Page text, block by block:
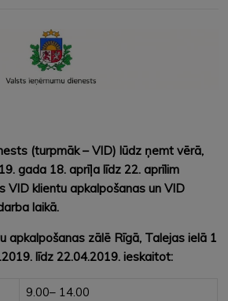
(turpmāk – VID) lūdz ņemt vērā,
gada 18. aprīļa līdz 22. aprīlim
VID klientu apkalpošanas un VID
laikā.
apkalpošanas zālē Rīgā, Talejas ielā 1
līdz 22.04.2019. ieskaitot:
9.00– 14.00